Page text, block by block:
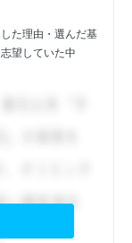
た理由・選んだ基
望していた中